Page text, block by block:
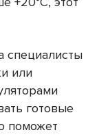
специалисты
или
готовые
поможет